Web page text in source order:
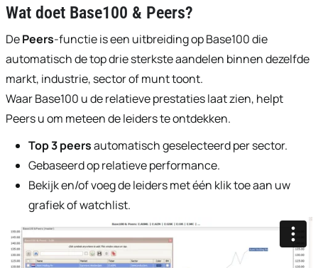
Wat doet Base100 & Peers?
DePeers-functie is een uitbreiding op Base100 die
automatisch de top drie sterkste aandelen binnen dezelfde
markt, industrie, sector of munt toont.
Waar Base100 u de relatieve prestaties laat zien, helpt
Peers u om meteen de leiders te ontdekken.
Top 3 peersautomatisch geselecteerd per sector.
Gebaseerd op relatieve performance.
Bekijk en/of voeg de leiders met één klik toe aan uw
grafiek of watchlist.